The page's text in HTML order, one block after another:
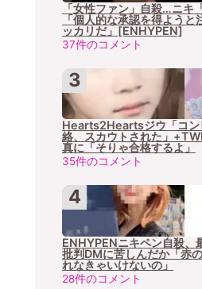
「女性ファン」自殺…ニキ
「個人的な承認を得よう
ッカリだ」[ENHYPEN]
37件のコメント
Hearts2Heartsジウ「コ
絡、スカウトされた」
真に「そりゃ合格するよ」
35件のコメント
ENHYPENニキペン自殺、
批判DMに苦しんだか「赤
れなきゃいけないの」
28件のコメント